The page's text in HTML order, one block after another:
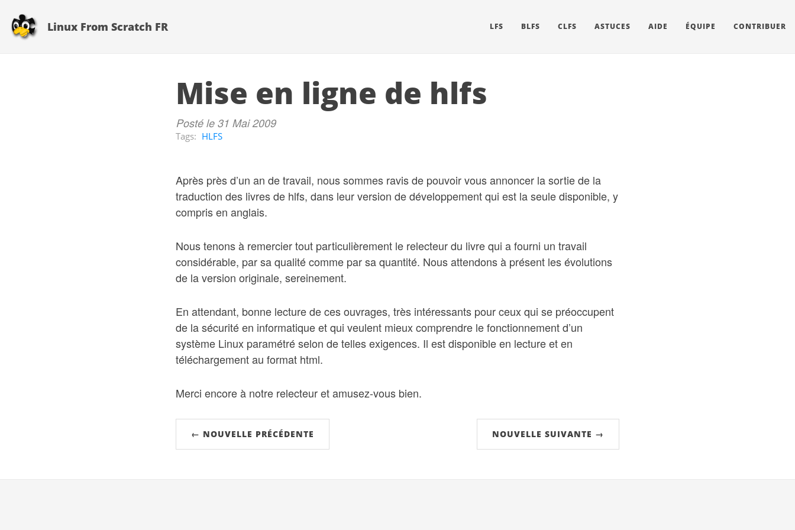
Linux From Scratch FR LFS BLFS CLFS ASTUCES AIDE ÉQUIPE CONTRIBUER
Mise en ligne de hlfs
Posté le 31 Mai 2009
Tags: HLFS
Après près d’un an de travail, nous sommes ravis de pouvoir vous annoncer la sortie de la
traduction des livres de hlfs, dans leur version de développement qui est la seule disponible, y
compris en anglais.
Nous tenons à remercier tout particulièrement le relecteur du livre qui a fourni un travail
considérable, par sa qualité comme par sa quantité. Nous attendons à présent les évolutions
de la version originale, sereinement.
En attendant, bonne lecture de ces ouvrages, très intéressants pour ceux qui se préoccupent
de la sécurité en informatique et qui veulent mieux comprendre le fonctionnement d’un
système Linux paramétré selon de telles exigences. Il est disponible en lecture et en
téléchargement au format html.
Merci encore à notre relecteur et amusez-vous bien.
← NOUVELLE PRÉCÉDENTE NOUVELLE SUIVANTE →